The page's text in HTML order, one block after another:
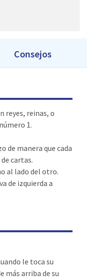
Consejos
reyes, reinas, o
1.
de manera que cada
cartas.
al lado del otro.
de izquierda a
le toca su
más arriba de su